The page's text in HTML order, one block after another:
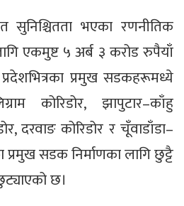
सुनिश्चितता भएका रणनीतिक
एकमुष्ट ५ अर्ब ३ करोड रुपैयाँ
प्रमुख सडकहरूमध्ये
कोरिडोर, झापुटार–काँहु
दरवाङ कोरिडोर र चूँवाडाँडा–
सडक निर्माणका लागि छुट्टै
छ।